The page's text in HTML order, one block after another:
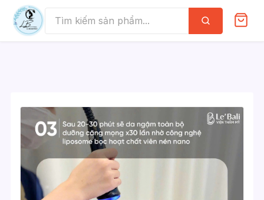
Skip
content
Tìm
kiếm